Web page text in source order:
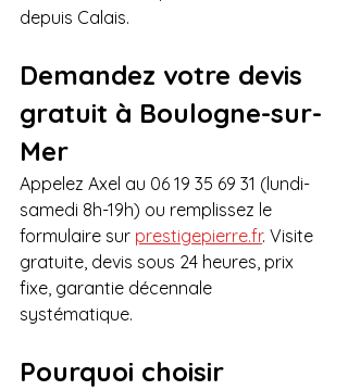
depuis Calais.
Demandez votre devis
gratuit à Boulogne-sur-
Mer
Appelez Axel au 06 19 35 69 31 (lundi-
samedi 8h-19h) ou remplissez le
formulaire sur prestigepierre.fr. Visite
gratuite, devis sous 24 heures, prix
fixe, garantie décennale
systématique.
Pourquoi choisir